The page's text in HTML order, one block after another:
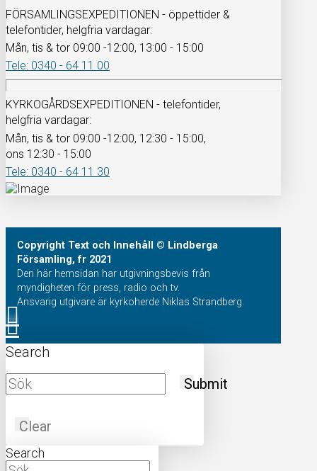
FÖRSAMLINGSEXPEDITIONEN - öppettider &
telefontider, helgfria vardagar:
Mån, tis & tor 09:00 -12:00, 13:00 - 15:00
Tele: 0340 - 64 11 00
KYRKOGÅRDSEXPEDITIONEN - telefontider,
helgfria vardagar:
Mån, tis & tor 09:00 -12:00, 12:30 - 15:00,
ons 12:30 - 15:00
Tele: 0340 - 64 11 30
Copyright Text och Innehåll
© Lindberga
Församling, fr 2021
Den här hemsidan har utgivningsbevis från
myndigheten för press, radio och tv.
Ansvarig utgivare är kyrkoherde Niklas Strandberg.
Search
Submit
Clear
Search